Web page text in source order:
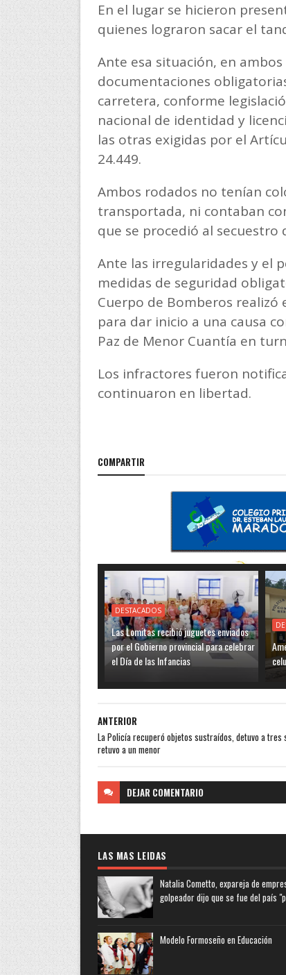
En el lugar se hicieron
quienes lograron sacar el
Ante esa situación, en
documentaciones
carretera, conforme
nacional de identidad y
las otras exigidas por el
24.449.
Ambos rodados no tenían
transportada, ni contaban
que se procedió al secuestro
Ante las irregularidades y el
medidas de seguridad
Cuerpo de Bomberos realizó
para dar inicio a una causa
Paz de Menor Cuantía en
Los infractores fueron
continuaron en libertad.
COMPARTIR
DESTACADOS
Las Lomitas recibió juguetes enviados
por el Gobierno provincial para celebrar
el Día de las Infancias
ANTERIOR
La Policía recuperó objetos sustraídos, detuvo a tres
retuvo a un menor
DEJAR COMENTARIO
LAS MAS LEIDAS
Natalia Cometto, expareja de
golpeador dijo que se fue del país
Modelo Formoseño en Educación